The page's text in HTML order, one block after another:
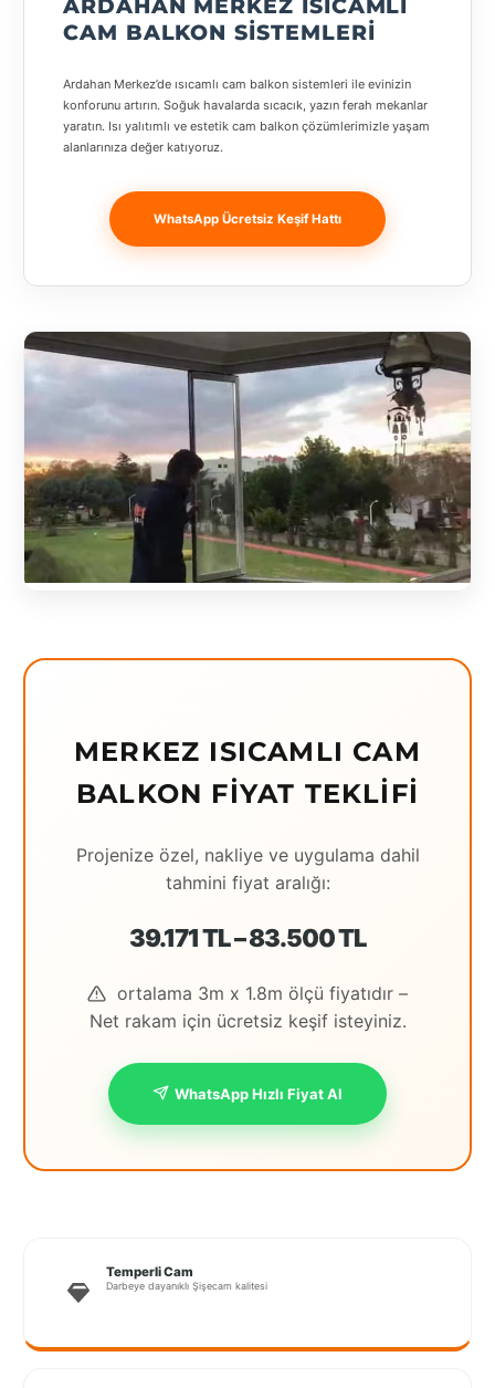
ARDAHAN MERKEZ ISICAMLI
CAM BALKON SISTEMLERI
Ardahan Merkez’de ısıcamlı cam balkon sistemleri ile evinizin
konforunu artırın. Soğuk havalarda sıcacık, yazın ferah mekanlar
yaratın. Isı yalıtımlı ve estetik cam balkon çözümlerimizle yaşam
alanlarınıza değer katıyoruz.
WhatsApp Ücretsiz Keşif Hattı
MERKEZ ISICAMLI CAM
BALKON FIYAT TEKLIFI
Projenize özel, nakliye ve uygulama dahil
tahmini fiyat aralığı:
39.171 TL – 83.500 TL
ortalama 3m x 1.8m ölçü fiyatıdır –
Net rakam için ücretsiz keşif isteyiniz.
WhatsApp Hızlı Fiyat Al
Temperli Cam
Darbeye dayanıklı Şişecam kalitesi
Balıkesir
Banja
Luka
Bingöl
Bosnia and
Bulgaristan
Bursa
Çanakkale
Çekya
Diyarbakır
Gaziantep
Houston
İstanbul
Anadolu
İstanbul
Kırklareli